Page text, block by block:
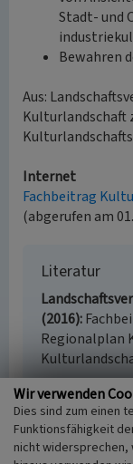
Stadt- und
Bewahren
Aus:
Kulturlandschaft
Internet
Fachbeitrag
(abgerufen am
Literatur
(2016)
Regionalplan
Scheven
Köln 230)
Wir verwenden
Dies sind zum einen
Funktionsfähigkeit
nicht widersprechen,